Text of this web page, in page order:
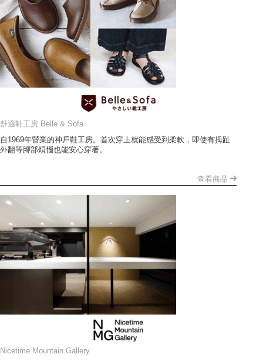
舒適鞋工房 Belle & Sofa
自1969年營業的神戶鞋工房。首次穿上就能感受到柔軟，即使有拇趾
外翻等腳部煩惱也能安心穿著。
查看商品
Nicetime Mountain Gallery